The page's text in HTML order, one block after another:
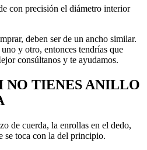
con precisión el diámetro interior
deben ser de un ancho similar.
y otro, entonces tendrías que
consúltanos y te ayudamos.
NO TIENES ANILLO
de cuerda, la enrollas en el dedo,
se toca con la del principio.